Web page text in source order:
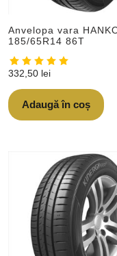
Anvelopa vara
185/65R14 86T
332,50 lei
Adaugă în coș